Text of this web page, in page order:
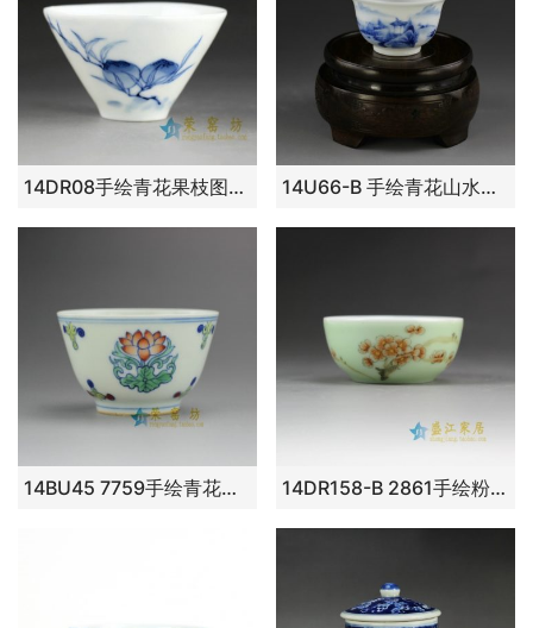
14DR08手绘青花果枝图斗笠杯 茶杯 品茗杯 14U66-B 手绘青花山水风景画功夫茶杯 品茗杯
14BU45 7759手绘青花斗彩团花图茶杯 品茗杯 14DR158-B 2861手绘粉彩梅花图 茶杯品茗杯 功夫茶具